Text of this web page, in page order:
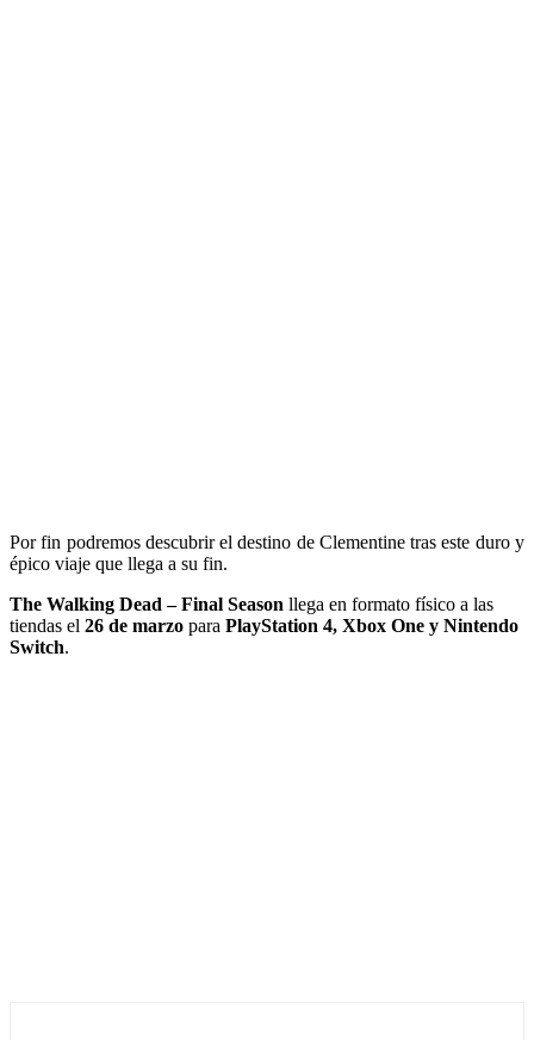
Por fin podremos descubrir el destino de Clementine tras este duro y
épico viaje que llega a su fin.
The Walking Dead – Final Season llega en formato físico a las
tiendas el 26 de marzo para PlayStation 4, Xbox One y Nintendo
Switch.